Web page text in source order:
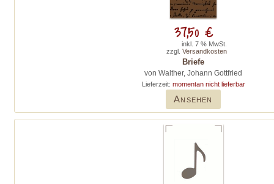
Briefe
von Walther, Johann Gottfried
Lieferzeit: momentan nicht lieferbar
Ansehen
37,50 €
inkl. 7 % MwSt.
zzgl. Versandkosten